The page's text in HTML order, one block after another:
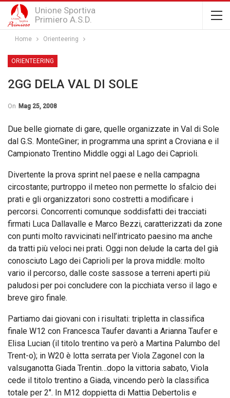
Unione Sportiva
Primiero A.S.D.
Home Orienteering
ORIENTEERING
2GG DELA VAL DI SOLE
On Mag 25, 2008
Due belle giornate di gare, quelle organizzate in Val di Sole
dal G.S. MonteGiner; in programma una sprint a Croviana e il
Campionato Trentino Middle oggi al Lago dei Caprioli.
Divertente la prova sprint nel paese e nella campagna
circostante; purtroppo il meteo non permette lo sfalcio dei
prati e gli organizzatori sono costretti a modificare i
percorsi. Concorrenti comunque soddisfatti dei tracciati
firmati Luca Dallavalle e Marco Bezzi, caratterizzati da zone
con punti molto ravvicinati nell’intricato paesino ma anche
da tratti più veloci nei prati. Oggi non delude la carta del già
conosciuto Lago dei Caprioli per la prova middle: molto
vario il percorso, dalle coste sassose a terreni aperti più
paludosi per poi concludere con la picchiata verso il lago e
breve giro finale.
Partiamo dai giovani con i risultati: tripletta in classifica
finale W12 con Francesca Taufer davanti a Arianna Taufer e
Elisa Lucian (il titolo trentino va però a Martina Palumbo del
Trent-o); in W20 è lotta serrata per Viola Zagonel con la
valsuganotta Giada Trentin…dopo la vittoria sabato, Viola
cede il titolo trentino a Giada, vincendo però la classifica
totale per 2″. In M12 doppietta di Mattia Debertolis e